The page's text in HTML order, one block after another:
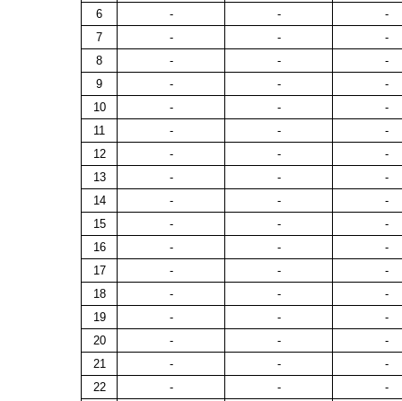
6
- -
-
7
- -
-
8
- -
-
9
- -
-
10
- -
-
11
- -
-
12
- -
-
13
- -
-
14
- -
-
15
- -
-
16
- -
-
17
- -
-
18
- -
-
19
- -
-
20
- -
-
21
- -
-
22
- -
-